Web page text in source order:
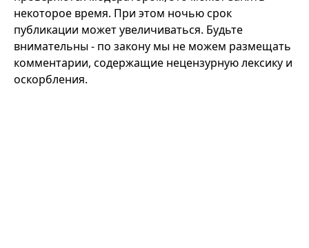
некоторое время. При этом ночью срок
публикации может увеличиваться. Будьте
внимательны - по закону мы не можем размещать
комментарии, содержащие нецензурную лексику и
оскорбления.